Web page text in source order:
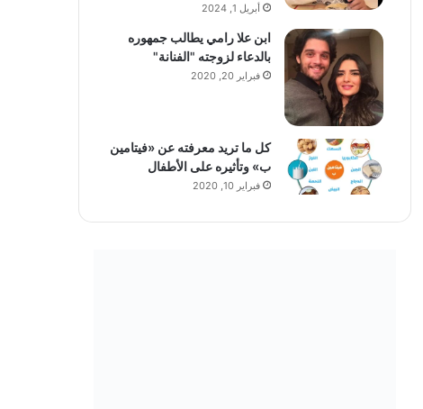
أبريل 1, 2024
ابن علا رامي يطالب جمهوره
بالدعاء لزوجته "الفنانة"
فبراير 20, 2020
كل ما تريد معرفته عن «فيتامين
ب» وتأثيره على الأطفال
فبراير 10, 2020